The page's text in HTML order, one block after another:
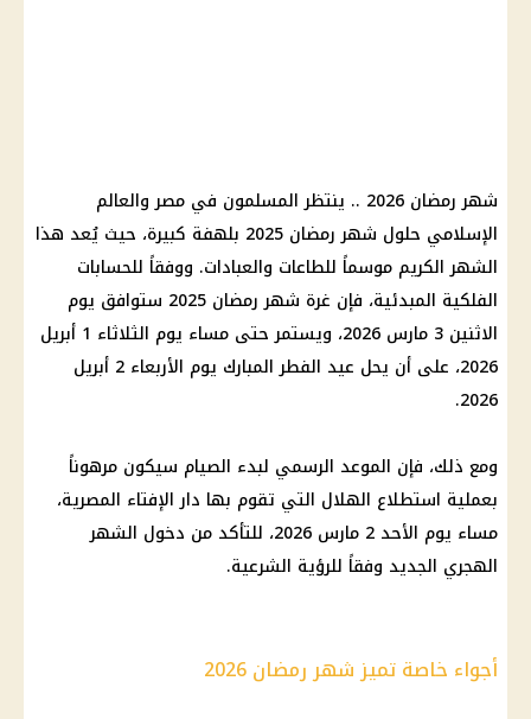
شهر رمضان 2026 .. ينتظر المسلمون في مصر والعالم
الإسلامي حلول شهر رمضان 2025 بلهفة كبيرة، حيث يُعد هذا
الشهر الكريم موسماً للطاعات والعبادات. ووفقاً للحسابات
الفلكية المبدئية، فإن غرة شهر رمضان 2025 ستوافق يوم
الاثنين 3 مارس 2026، ويستمر حتى مساء يوم الثلاثاء 1 أبريل
2026، على أن يحل عيد الفطر المبارك يوم الأربعاء 2 أبريل
2026.
ومع ذلك، فإن الموعد الرسمي لبدء الصيام سيكون مرهوناً
بعملية استطلاع الهلال التي تقوم بها دار الإفتاء المصرية،
مساء يوم الأحد 2 مارس 2026، للتأكد من دخول الشهر
الهجري الجديد وفقاً للرؤية الشرعية.
أجواء خاصة تميز شهر رمضان 2026